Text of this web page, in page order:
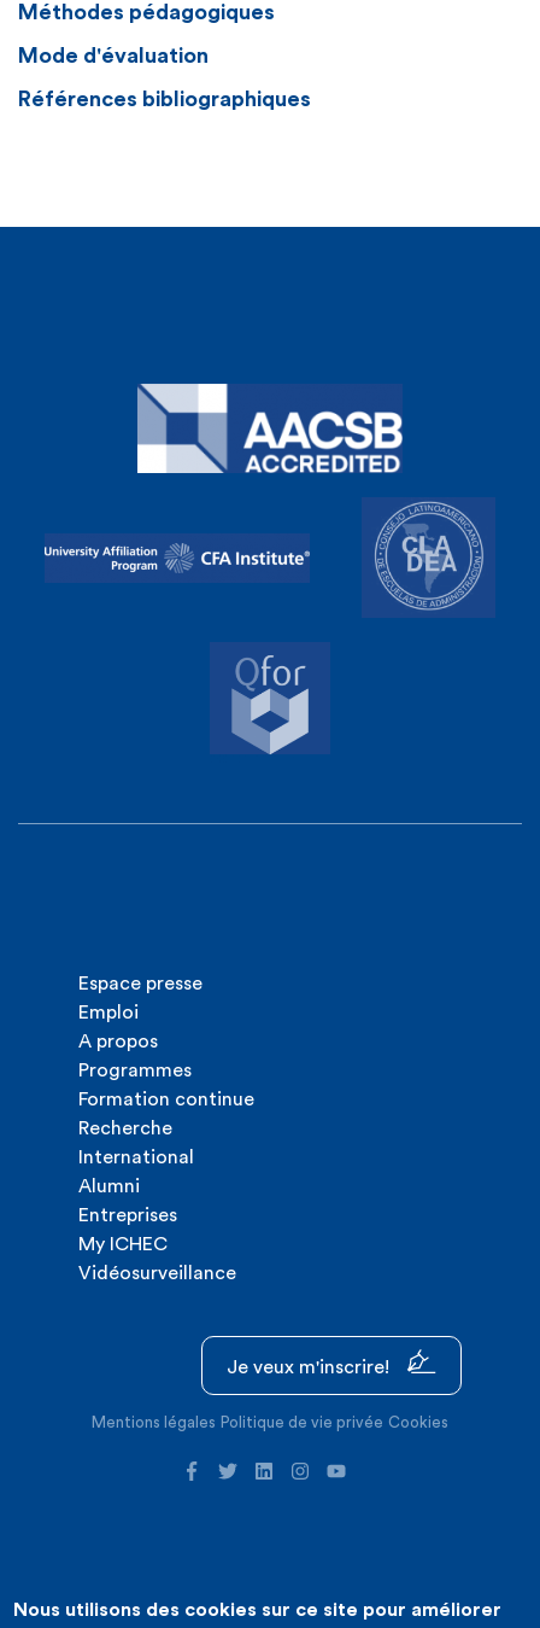
Méthodes pédagogiques
Mode d'évaluation
Références bibliographiques
Espace presse
Emploi
A propos
Programmes
Formation continue
Recherche
International
Alumni
Entreprises
My ICHEC
Vidéosurveillance
Je veux m'inscrire!
Mentions légales Politique de vie privée Cookies
©2026 ICHEC |Création de site internet : Expansion
Nous utilisons des cookies sur ce site pour améliorer